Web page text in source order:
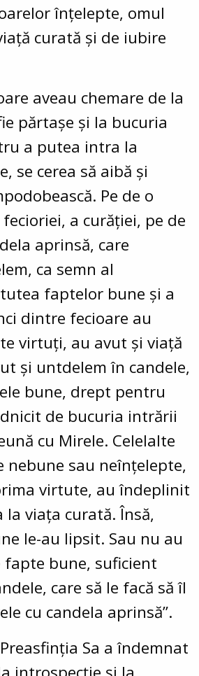
înțelepte, omul
curată și de iubire
aveau chemare de la
părtașe și la bucuria
a putea intra la
se cerea să aibă și
Pe de o
a curăției, pe de
aprinsă, care
ca semn al
faptelor bune și a
dintre fecioare au
virtuți, au avut și viață
și untdelem în candele,
bune, drept pentru
de bucuria intrării
cu Mirele. Celelalte
nebune sau neînțelepte,
virtute, au îndeplinit
la viața curată. Însă,
le-au lipsit. Sau nu au
bune, suficient
care să le facă să îl
cu candela aprinsă”.
Sa a îndemnat